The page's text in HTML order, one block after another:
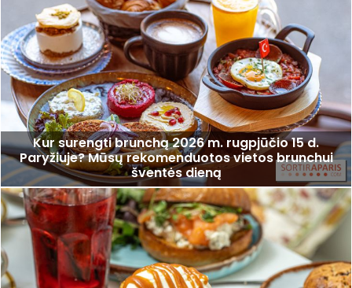
Kur surengti brunchą 2026 m. rugpjūčio 15 d.
Paryžiuje? Mūsų rekomenduotos vietos brunchui
šventės dieną